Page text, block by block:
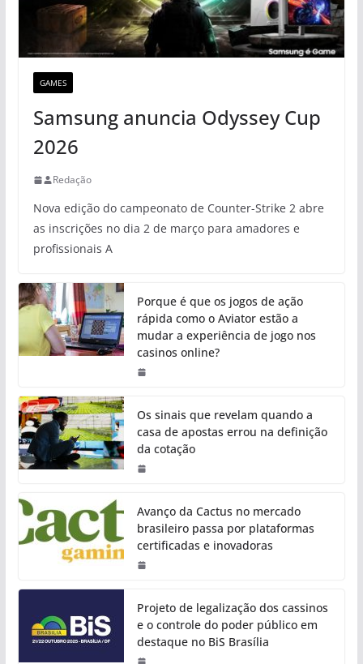
GAMES
Samsung anuncia Odyssey Cup
2026
Redação
Nova edição do campeonato de Counter-Strike 2 abre
as inscrições no dia 2 de março para amadores e
profissionais A
Porque é que os jogos de ação
rápida como o Aviator estão a
mudar a experiência de jogo nos
casinos online?
Os sinais que revelam quando a
casa de apostas errou na definição
da cotação
Avanço da Cactus no mercado
brasileiro passa por plataformas
certificadas e inovadoras
Projeto de legalização dos cassinos
e o controle do poder público em
destaque no BiS Brasília